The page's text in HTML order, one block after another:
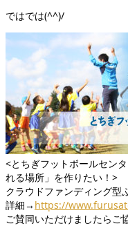
ではでは(^^)/
<とちぎフットボールセン
れる場所」を作りたい！>
クラウドファンディング型
詳細→ https://
ご賛同いただけましたらご